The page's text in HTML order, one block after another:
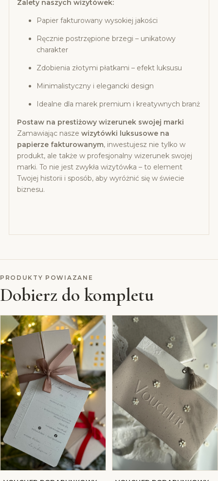
Zalety naszych wizytówek:
Papier fakturowany wysokiej jakości
Ręcznie postrzępione brzegi – unikatowy
charakter
Zdobienia złotymi płatkami – efekt luksusu
Minimalistyczny i elegancki design
Idealne dla marek premium i kreatywnych branż
Postaw na prestiżowy wizerunek swojej marki
Zamawiając nasze wizytówki luksusowe na
papierze fakturowanym, inwestujesz nie tylko w
produkt, ale także w profesjonalny wizerunek swojej
marki. To nie jest zwykła wizytówka – to element
Twojej historii i sposób, aby wyróżnić się w świecie
biznesu.
PRODUKTY POWIAZANE
Dobierz do kompletu